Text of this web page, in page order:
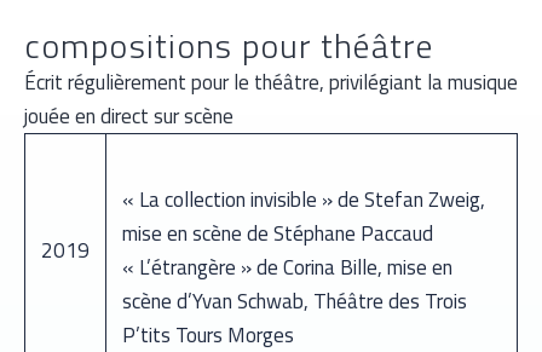
compositions pour théâtre
Écrit régulièrement pour le théâtre, privilégiant la musique
jouée en direct sur scène
2019
« La collection invisible » de Stefan Zweig,
mise en scène de Stéphane Paccaud
« L’étrangère » de Corina Bille, mise en
scène d’Yvan Schwab, Théâtre des Trois
P’tits Tours Morges